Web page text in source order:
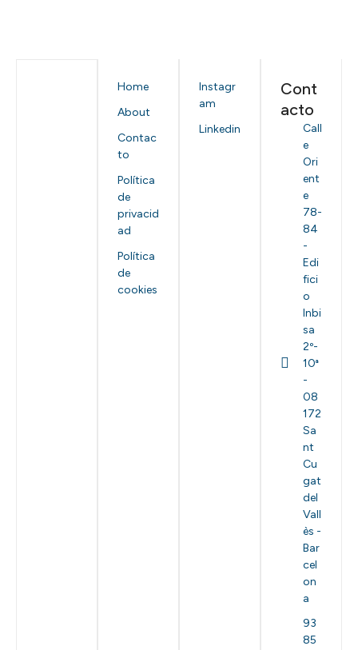
Home
About
Contac
to
Política
de
privacid
ad
Política
de
cookies
Instagr
am
Linkedin
Cont
acto
Call
e
Ori
ent
e
78-
84
-
Edi
fici
o
Inbi
sa
2º-
10ª
-
08
172
Sa
nt
Cu
gat
del
Vall
ès -
Bar
cel
on
a
93
85